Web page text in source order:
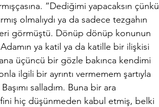
“Dediğimi yapacaksın çünkü
olmalıydı ya da sadece tezgahın
görmüştü. Dönüp dönüp konunun
Adamın ya katil ya da katille bir ilişkisi
üçüncü bir gözle bakınca kendimi
ilgili bir ayrıntı vermemem şartıyla
salladım. Buna bir ara
hiç düşünmeden kabul etmiş, belki